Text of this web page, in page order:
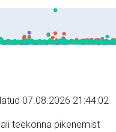
07.08.2026 21:44:02
teekonna pikenemist